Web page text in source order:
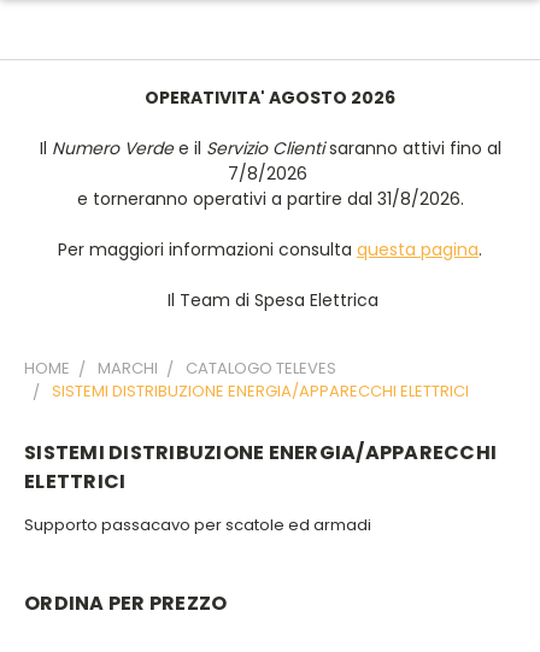
OPERATIVITA' AGOSTO 2026
Il Numero Verdee il Servizio Clientisaranno attivi fino al
7/8/2026
e torneranno operativi a partire dal 31/8/2026.
Per maggiori informazioni consulta questa pagina.
Il Team di Spesa Elettrica
HOME MARCHI
CATALOGO TELEVES
SISTEMI DISTRIBUZIONE ENERGIA/APPARECCHI ELETTRICI
SISTEMI DISTRIBUZIONE ENERGIA/APPARECCHI
ELETTRICI
Supporto passacavo per scatole ed armadi
ORDINA PER PREZZO